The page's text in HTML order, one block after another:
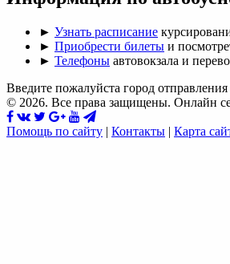
► Узнать расписание
► Приобрести билеты и
► Телефоны автовокзала и
Введите пожалуйста город
© 2026. Все права защищены. Онлайн
Помощь по сайту | Контакты | Карта